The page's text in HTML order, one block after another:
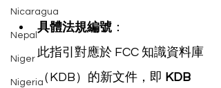
Nicaragua
Nepal
Niger
Nigeria
具體法規編號 ：
此指引對應於 FCC 知識資料庫
（KDB）的新文件，即 KDB